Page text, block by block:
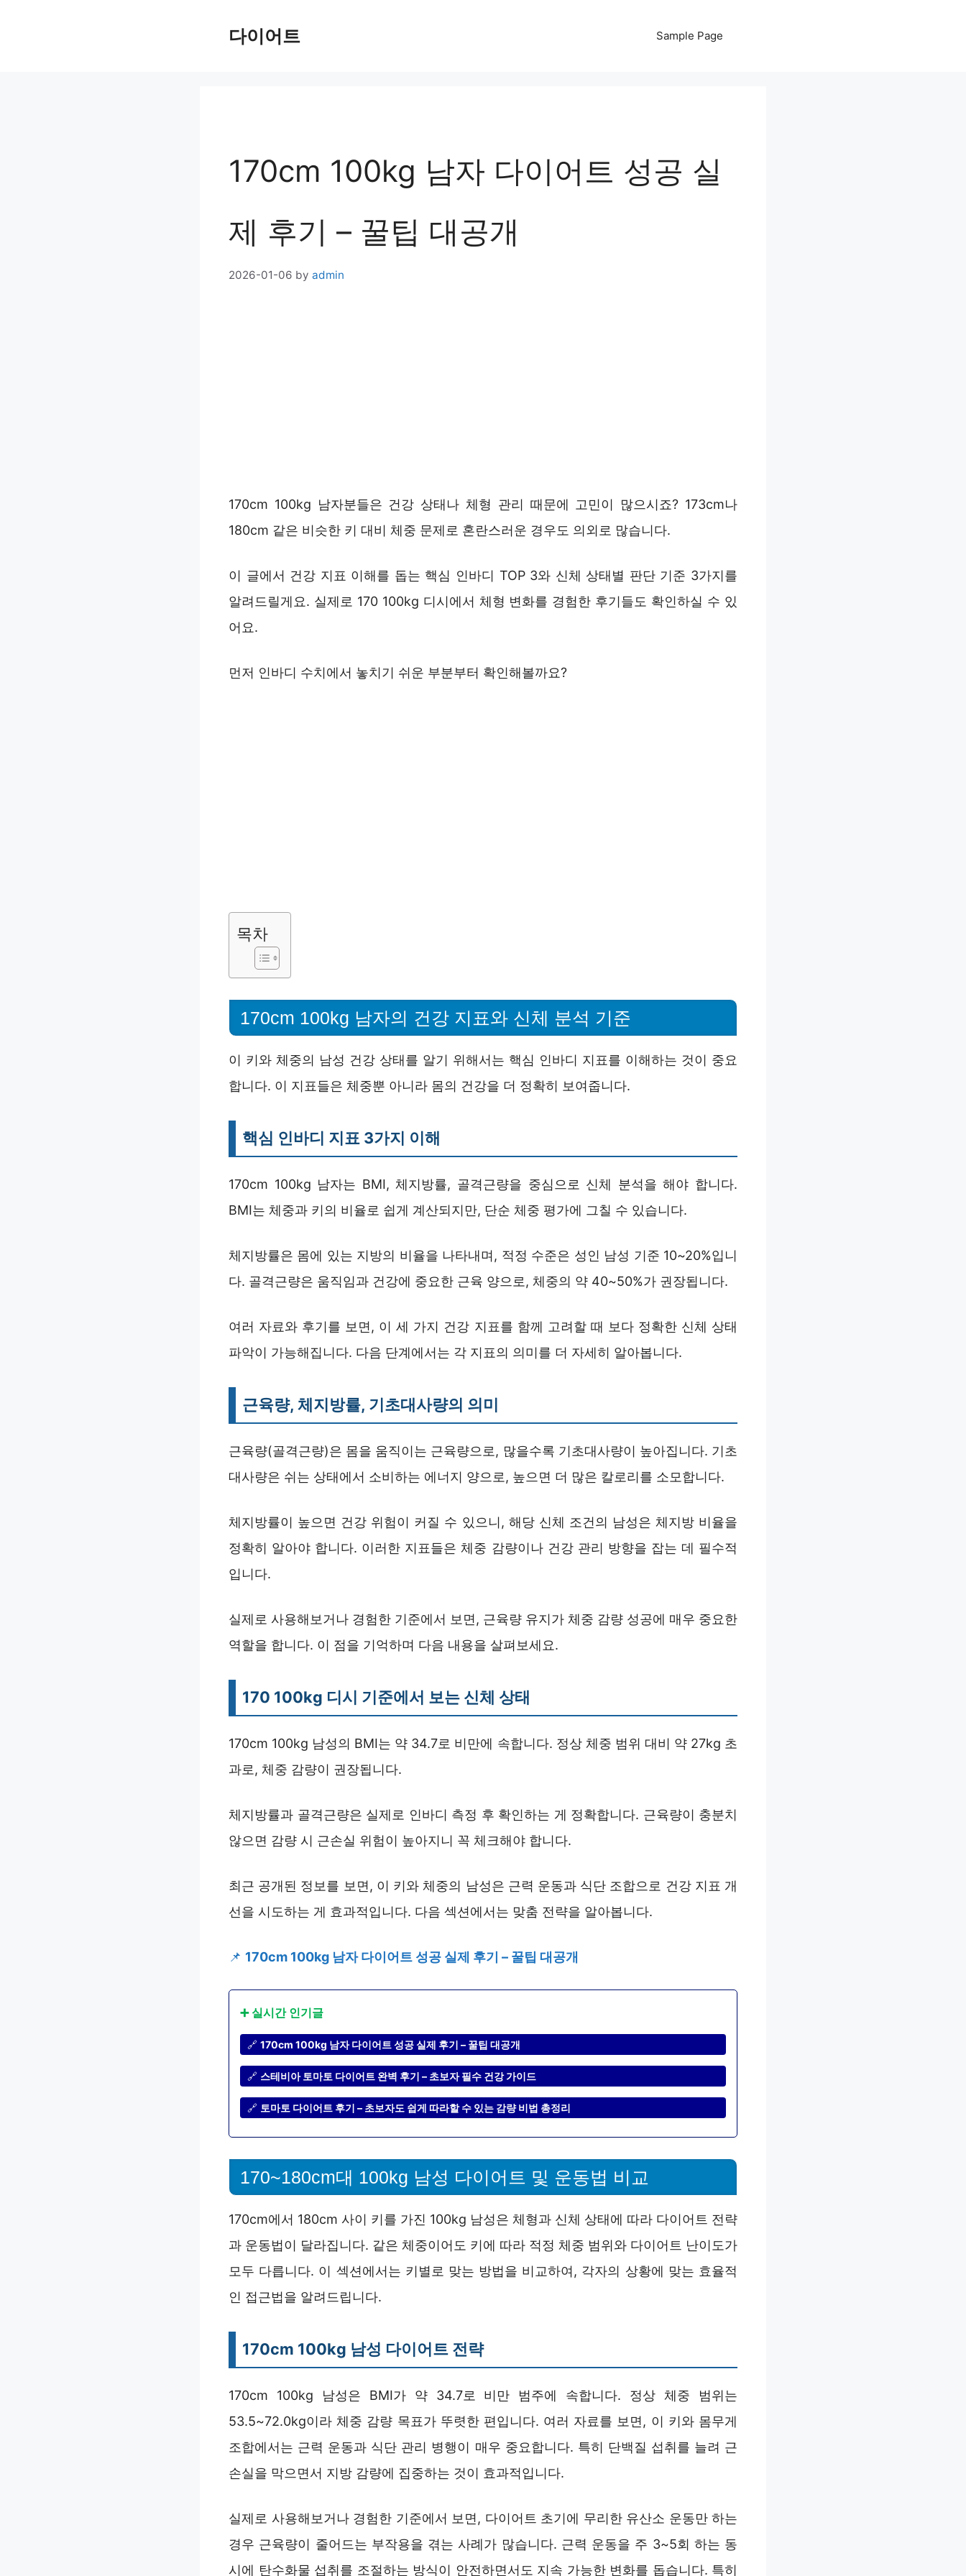
다이어트 Sample Page
170cm 100kg 남자 다이어트 성공 실
제 후기 – 꿀팁 대공개
2026-01-06 by admin
170cm 100kg 남자분들은 건강 상태나 체형 관리 때문에 고민이 많으시죠? 173cm나
180cm 같은 비슷한 키 대비 체중 문제로 혼란스러운 경우도 의외로 많습니다.
이 글에서 건강 지표 이해를 돕는 핵심 인바디 TOP 3와 신체 상태별 판단 기준 3가지를
알려드릴게요. 실제로 170 100kg 디시에서 체형 변화를 경험한 후기들도 확인하실 수 있
어요.
먼저 인바디 수치에서 놓치기 쉬운 부분부터 확인해볼까요?
목차
170cm 100kg 남자의 건강 지표와 신체 분석 기준
이 키와 체중의 남성 건강 상태를 알기 위해서는 핵심 인바디 지표를 이해하는 것이 중요
합니다. 이 지표들은 체중뿐 아니라 몸의 건강을 더 정확히 보여줍니다.
핵심 인바디 지표 3가지 이해
170cm 100kg 남자는 BMI, 체지방률, 골격근량을 중심으로 신체 분석을 해야 합니다.
BMI는 체중과 키의 비율로 쉽게 계산되지만, 단순 체중 평가에 그칠 수 있습니다.
체지방률은 몸에 있는 지방의 비율을 나타내며, 적정 수준은 성인 남성 기준 10~20%입니
다. 골격근량은 움직임과 건강에 중요한 근육 양으로, 체중의 약 40~50%가 권장됩니다.
여러 자료와 후기를 보면, 이 세 가지 건강 지표를 함께 고려할 때 보다 정확한 신체 상태
파악이 가능해집니다. 다음 단계에서는 각 지표의 의미를 더 자세히 알아봅니다.
근육량, 체지방률, 기초대사량의 의미
근육량(골격근량)은 몸을 움직이는 근육량으로, 많을수록 기초대사량이 높아집니다. 기초
대사량은 쉬는 상태에서 소비하는 에너지 양으로, 높으면 더 많은 칼로리를 소모합니다.
체지방률이 높으면 건강 위험이 커질 수 있으니, 해당 신체 조건의 남성은 체지방 비율을
정확히 알아야 합니다. 이러한 지표들은 체중 감량이나 건강 관리 방향을 잡는 데 필수적
입니다.
실제로 사용해보거나 경험한 기준에서 보면, 근육량 유지가 체중 감량 성공에 매우 중요한
역할을 합니다. 이 점을 기억하며 다음 내용을 살펴보세요.
170 100kg 디시 기준에서 보는 신체 상태
170cm 100kg 남성의 BMI는 약 34.7로 비만에 속합니다. 정상 체중 범위 대비 약 27kg 초
과로, 체중 감량이 권장됩니다.
체지방률과 골격근량은 실제로 인바디 측정 후 확인하는 게 정확합니다. 근육량이 충분치
않으면 감량 시 근손실 위험이 높아지니 꼭 체크해야 합니다.
최근 공개된 정보를 보면, 이 키와 체중의 남성은 근력 운동과 식단 조합으로 건강 지표 개
선을 시도하는 게 효과적입니다. 다음 섹션에서는 맞춤 전략을 알아봅니다.
📌 170cm 100kg 남자 다이어트 성공 실제 후기 – 꿀팁 대공개
➕ 실시간 인기글
🔗 170cm 100kg 남자 다이어트 성공 실제 후기 – 꿀팁 대공개
🔗 스테비아 토마토 다이어트 완벽 후기 – 초보자 필수 건강 가이드
🔗 토마토 다이어트 후기 – 초보자도 쉽게 따라할 수 있는 감량 비법 총정리
170~180cm대 100kg 남성 다이어트 및 운동법 비교
170cm에서 180cm 사이 키를 가진 100kg 남성은 체형과 신체 상태에 따라 다이어트 전략
과 운동법이 달라집니다. 같은 체중이어도 키에 따라 적정 체중 범위와 다이어트 난이도가
모두 다릅니다. 이 섹션에서는 키별로 맞는 방법을 비교하여, 각자의 상황에 맞는 효율적
인 접근법을 알려드립니다.
170cm 100kg 남성 다이어트 전략
170cm 100kg 남성은 BMI가 약 34.7로 비만 범주에 속합니다. 정상 체중 범위는
53.5~72.0kg이라 체중 감량 목표가 뚜렷한 편입니다. 여러 자료를 보면, 이 키와 몸무게
조합에서는 근력 운동과 식단 관리 병행이 매우 중요합니다. 특히 단백질 섭취를 늘려 근
손실을 막으면서 지방 감량에 집중하는 것이 효과적입니다.
실제로 사용해보거나 경험한 기준에서 보면, 다이어트 초기에 무리한 유산소 운동만 하는
경우 근육량이 줄어드는 부작용을 겪는 사례가 많습니다. 근력 운동을 주 3~5회 하는 동
시에 탄수화물 섭취를 조절하는 방식이 안전하면서도 지속 가능한 변화를 돕습니다. 특히